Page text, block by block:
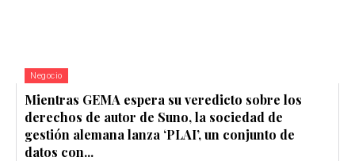
Negocio
Mientras GEMA espera su veredicto sobre los
derechos de autor de Suno, la sociedad de
gestión alemana lanza ‘PLAI’, un conjunto de
datos con...